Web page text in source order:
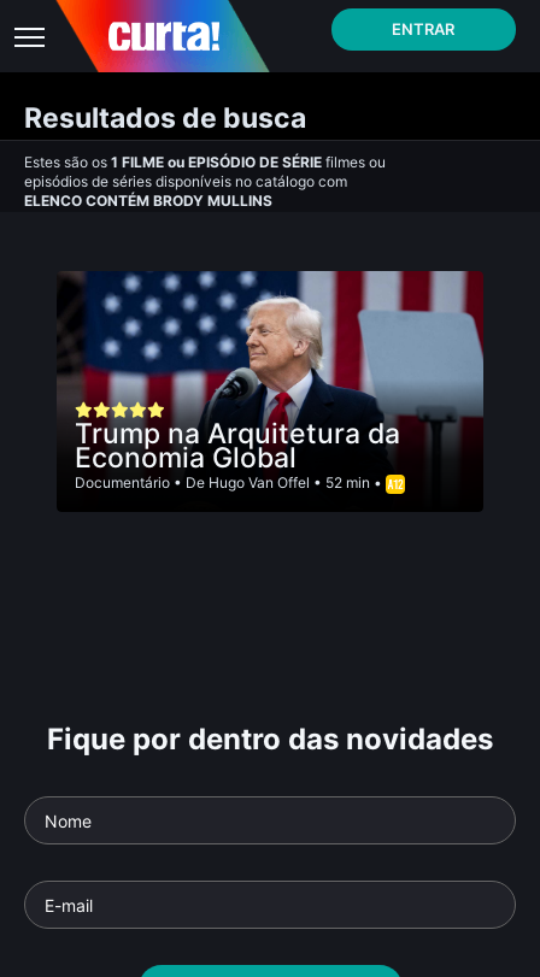
ENTRAR
Resultados de busca
Estes são os 1 FILME ou EPISÓDIO DE SÉRIE filmes ou
episódios de séries disponíveis no catálogo com
ELENCO CONTÉM BRODY MULLINS
Trump na Arquitetura da
Economia Global
Documentário • De Hugo Van Offel • 52 min •
Fique por dentro das novidades